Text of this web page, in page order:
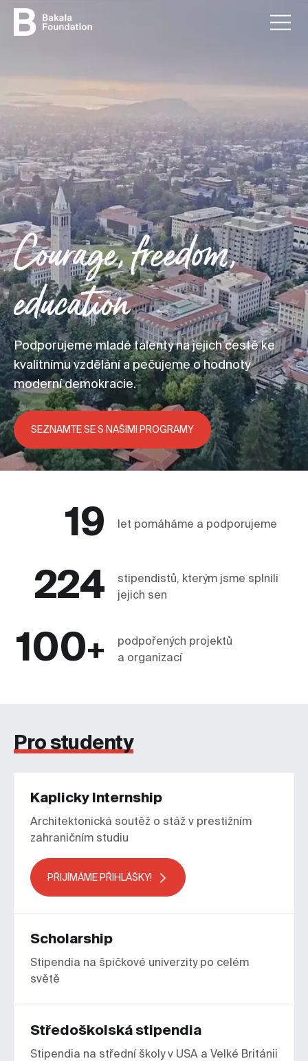
Courage, freedom,
education
Podporujeme mladé talenty na jejich cestě ke
kvalitnímu vzdělání a pečujeme o hodnoty
moderní demokracie.
SEZNAMTE SE S NAŠIMI PROGRAMY
19 let pomáháme a podporujeme
224
stipendistů, kterým jsme splnili
jejich sen
100+
podpořených projektů
a organizací
Pro studenty
Kaplicky Internship
Architektonická soutěž o stáž v prestižním
zahraničním studiu
PŘIJÍMÁME PŘIHLÁŠKY!
Scholarship
Stipendia na špičkové univerzity po celém
světě
Středoškolská stipendia
Stipendia na střední školy v USA a Velké Británii